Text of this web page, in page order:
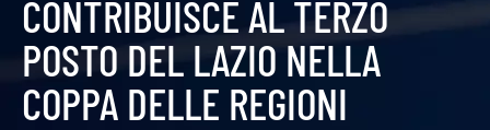
CONTRIBUISCE AL TERZO
POSTO DEL LAZIO NELLA
COPPA DELLE REGIONI